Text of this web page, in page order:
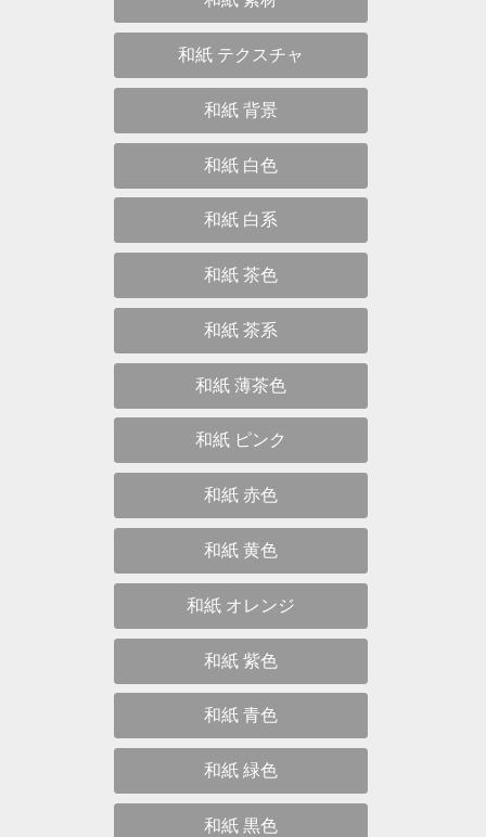
和紙 テクスチャ
和紙 背景
和紙 白色
和紙 白系
和紙 茶色
和紙 茶系
和紙 薄茶色
和紙 ピンク
和紙 赤色
和紙 黄色
和紙 オレンジ
和紙 紫色
和紙 青色
和紙 緑色
和紙 黒色